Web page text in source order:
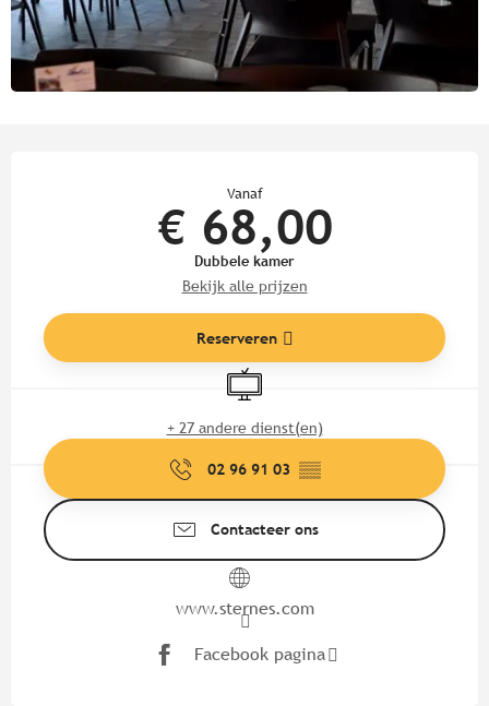
Vanaf
€ 68,00
Dubbele kamer
Bekijk alle prijzen
Reserveren
Televisie
+ 27 andere dienst(en)
02 96 91 03 ▒▒
Contacteer ons
www.sternes.com
Facebook pagina